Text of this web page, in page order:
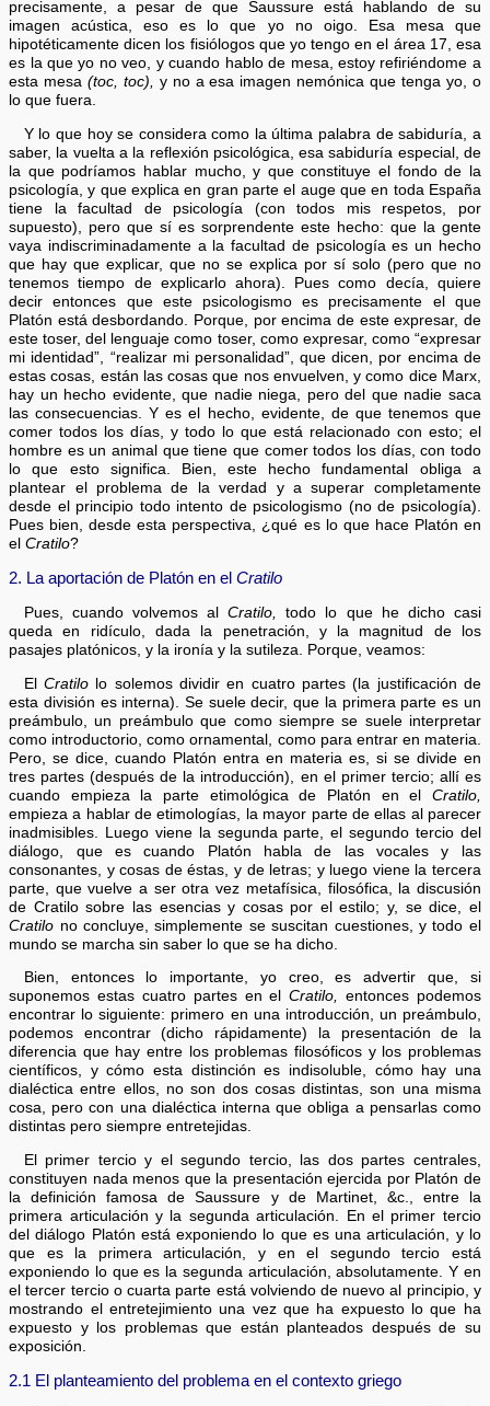
precisamente, a pesar de que Saussure está hablando de su
imagen acústica, eso es lo que yo no oigo. Esa mesa que
hipotéticamente dicen los fisiólogos que yo tengo en el área 17, esa
es la que yo no veo, y cuando hablo de mesa, estoy refiriéndome a
esta mesa (toc, toc), y no a esa imagen nemónica que tenga yo, o
lo que fuera.
Y lo que hoy se considera como la última palabra de sabiduría, a
saber, la vuelta a la reflexión psicológica, esa sabiduría especial, de
la que podríamos hablar mucho, y que constituye el fondo de la
psicología, y que explica en gran parte el auge que en toda España
tiene la facultad de psicología (con todos mis respetos, por
supuesto), pero que sí es sorprendente este hecho: que la gente
vaya indiscriminadamente a la facultad de psicología es un hecho
que hay que explicar, que no se explica por sí solo (pero que no
tenemos tiempo de explicarlo ahora). Pues como decía, quiere
decir entonces que este psicologismo es precisamente el que
Platón está desbordando. Porque, por encima de este expresar, de
este toser, del lenguaje como toser, como expresar, como “expresar
mi identidad”, “realizar mi personalidad”, que dicen, por encima de
estas cosas, están las cosas que nos envuelven, y como dice Marx,
hay un hecho evidente, que nadie niega, pero del que nadie saca
las consecuencias. Y es el hecho, evidente, de que tenemos que
comer todos los días, y todo lo que está relacionado con esto; el
hombre es un animal que tiene que comer todos los días, con todo
lo que esto significa. Bien, este hecho fundamental obliga a
plantear el problema de la verdad y a superar completamente
desde el principio todo intento de psicologismo (no de psicología).
Pues bien, desde esta perspectiva, ¿qué es lo que hace Platón en
elCratilo?
2. La aportación de Platón en elCratilo
Pues, cuando volvemos alCratilo, todo lo que he dicho casi
queda en ridículo, dada la penetración, y la magnitud de los
pasajes platónicos, y la ironía y la sutileza. Porque, veamos:
ElCratilo lo solemos dividir en cuatro partes (la justificación de
esta división es interna). Se suele decir, que la primera parte es un
preámbulo, un preámbulo que como siempre se suele interpretar
como introductorio, como ornamental, como para entrar en materia.
Pero, se dice, cuando Platón entra en materia es, si se divide en
tres partes (después de la introducción), en el primer tercio; allí es
cuando empieza la parte etimológica de Platón en el Cratilo,
empieza a hablar de etimologías, la mayor parte de ellas al parecer
inadmisibles. Luego viene la segunda parte, el segundo tercio del
diálogo, que es cuando Platón habla de las vocales y las
consonantes, y cosas de éstas, y de letras; y luego viene la tercera
parte, que vuelve a ser otra vez metafísica, filosófica, la discusión
de Cratilo sobre las esencias y cosas por el estilo; y, se dice, el
Cratilo no concluye, simplemente se suscitan cuestiones, y todo el
mundo se marcha sin saber lo que se ha dicho.
Bien, entonces lo importante, yo creo, es advertir que, si
suponemos estas cuatro partes en elCratilo, entonces podemos
encontrar lo siguiente: primero en una introducción, un preámbulo,
podemos encontrar (dicho rápidamente) la presentación de la
diferencia que hay entre los problemas filosóficos y los problemas
científicos, y cómo esta distinción es indisoluble, cómo hay una
dialéctica entre ellos, no son dos cosas distintas, son una misma
cosa, pero con una dialéctica interna que obliga a pensarlas como
distintas pero siempre entretejidas.
El primer tercio y el segundo tercio, las dos partes centrales,
constituyen nada menos que la presentación ejercida por Platón de
la definición famosa de Saussure y de Martinet, &c., entre la
primera articulación y la segunda articulación. En el primer tercio
del diálogo Platón está exponiendo lo que es una articulación, y lo
que es la primera articulación, y en el segundo tercio está
exponiendo lo que es la segunda articulación, absolutamente. Y en
el tercer tercio o cuarta parte está volviendo de nuevo al principio, y
mostrando el entretejimiento una vez que ha expuesto lo que ha
expuesto y los problemas que están planteados después de su
exposición.
2.1 El planteamiento del problema en el contexto griego